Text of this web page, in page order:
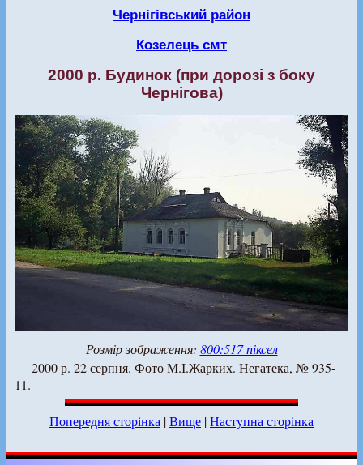
Чернігівський район
Козелець смт
2000 р. Будинок (при дорозі з боку
Чернігова)
Розмір зображення: 800:517 піксел
2000 р. 22 серпня. Фото М.І.Жарких. Негатека, № 935-
11.
Попередня сторінка |Вище |Наступна сторінка